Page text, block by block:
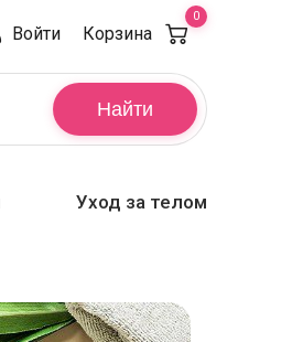
Войти Корзина
0
Найти
Уход за телом